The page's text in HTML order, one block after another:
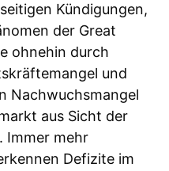
Kündigungen,
der Great
ohnehin durch
und
Nachwuchsmangel
aus Sicht der
Immer mehr
Defizite im